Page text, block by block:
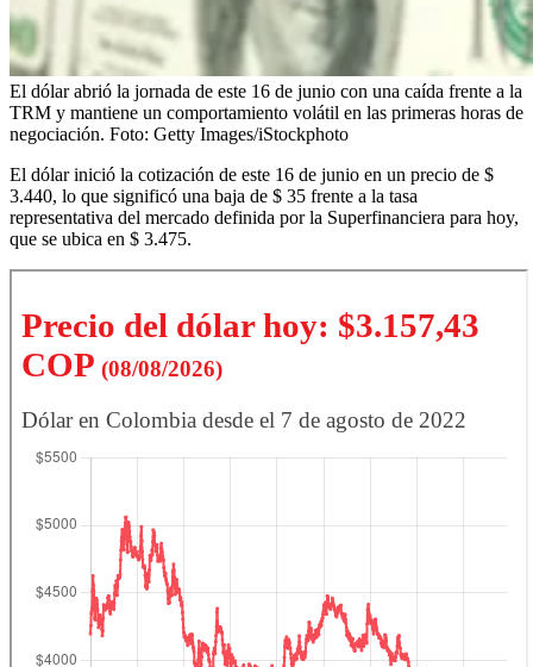
El dólar abrió la jornada de este 16 de junio con una caída frente a la
TRM y mantiene un comportamiento volátil en las primeras horas de
negociación. Foto: Getty Images/iStockphoto
El dólar inició la cotización de este 16 de junio en un precio de $
3.440, lo que significó una baja de $ 35 frente a la tasa
representativa del mercado definida por la Superfinanciera para hoy,
que se ubica en $ 3.475.